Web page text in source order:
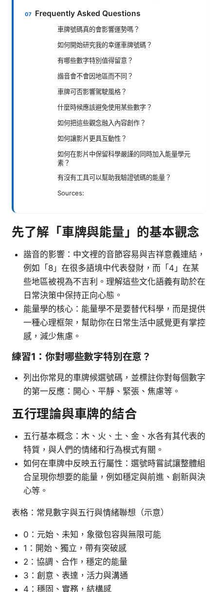
Frequently Asked Questions
車牌號碼真的會影響運勢嗎？
如何開始研究我的幸運車牌號碼？
有哪些數字特別值得留意？
諧音會不會因地區而不同？
車牌可否影響駕駛風格？
什麼時候應該避免使用某些數字？
如何把這些觀念融入內容創作？
如何讓影片更具互動性？
如何在影片中保留科學嚴謹的同時加入能量學元
素？
有沒有工具可以幫助我驗證號碼的能量？
Sources:
先了解「車牌與能量」的基本觀念
諧音的影響：中文裡的音節容易與吉祥意義連結，
例如「8」在很多語境中代表發財，而「4」在某
些地區被視為不吉利。理解這些文化語義有助於在
日常決策中保持正向心態。
能量學的核心：能量學不是要替代科學，而是提供
一種心理框架，幫助你在日常生活中感覺更有掌控
感，減少焦慮。
練習1：你對哪些數字特別在意？
列出你常見的車牌候選號碼，並標註你對每個數字
的第一反應：開心、平靜、緊張、焦慮等。
五行理論與車牌的結合
五行基本概念：木、火、土、金、水各有其代表的
特質，與人們的情緒和行為模式有關。
如何在車牌中反映五行屬性：選號時嘗試讓整體組
合呈現你想要的能量，例如穩定與前進、創新與決
心等。
表格：常見數字與五行與情緒聯想（示意）
0：元始、未知，象徵包容與無限可能
1：開始、獨立，帶有突破感
2：協調、合作，穩定的能量
3：創意、表達，活力與溝通
4：穩固、實務，結構感